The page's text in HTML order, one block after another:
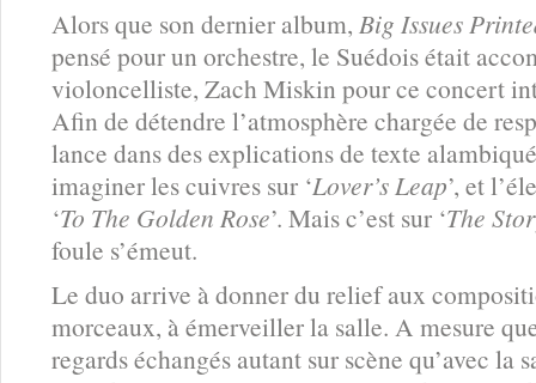
Alors que son dernier album, Big Issues
pensé pour un orchestre, le Suédois était
violoncelliste, Zach Miskin pour ce concert
Afin de détendre l’atmosphère chargée de
lance dans des explications de texte
imaginer les cuivres sur ‘Lover’s Leap’, et
‘To The Golden Rose’. Mais c’est sur ‘The
foule s’émeut.
Le duo arrive à donner du relief aux
morceaux, à émerveiller la salle. A mesure
regards échangés autant sur scène qu’avec la